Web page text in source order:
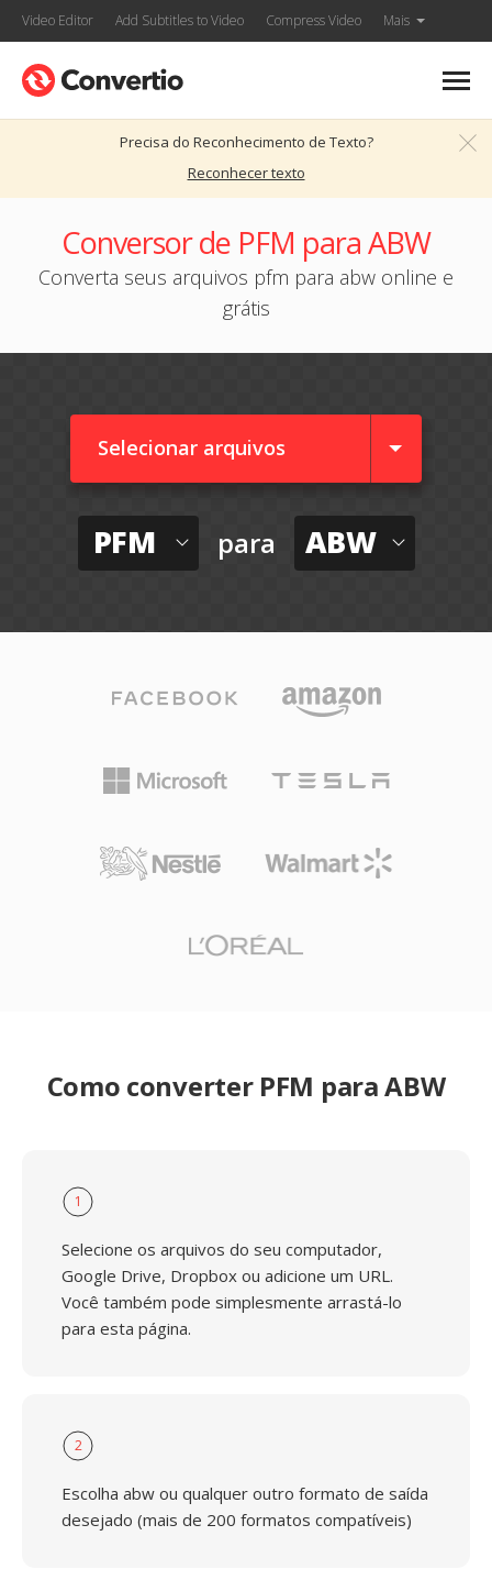
Video Editor Add Subtitles to Video Compress Video Mais
Precisa do Reconhecimento de Texto?
Reconhecer texto
Conversor de PFM para ABW
Converta seus arquivos pfm para abw online e
grátis
Selecionar arquivos
PFM para ABW
Como converter PFM para ABW
1
Selecione os arquivos do seu computador,
Google Drive, Dropbox ou adicione um URL.
Você também pode simplesmente arrastá-lo
para esta página.
2
Escolha abw ou qualquer outro formato de saída
desejado (mais de 200 formatos compatíveis)